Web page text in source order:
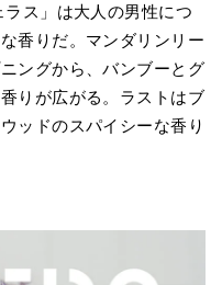
ス」は大人の男性につ
香りだ。マンダリンリー
ングから、バンブーとグ
りが広がる。ラストはブ
ッドのスパイシーな香り